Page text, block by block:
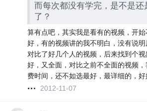
而每次都没有学完，是不是还
了？
算有点吧，其实我是看有的视频，开
好，有的视频讲的我不明白，没有说
对比了好几个人的视频，后来找到个
好，又全面，对比之前不全面的视频
费时间，还不如选最好，最详细的，好
2012-11-07